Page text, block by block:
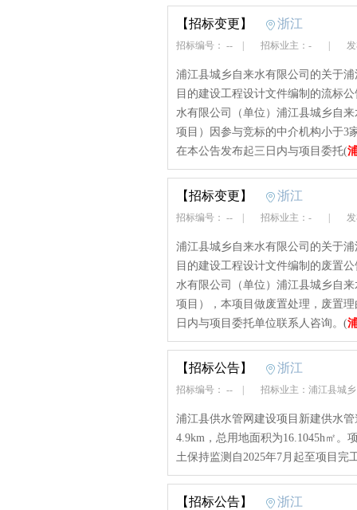
【招标变更】 浙江
招标编号： -- 招标业主：- 发
浦江县城乡自来水有限公司的关于
目的建设工程设计文件编制的流标
水有限公司（单位）浦江县城乡自
项目）因参与竞标的中介机构小于3
在本公告发布起三日内与项目委托(
【招标变更】 浙江
招标编号： -- 招标业主：- 发
浦江县城乡自来水有限公司的关于
目的建设工程设计文件编制的废置
水有限公司（单位）浦江县城乡自
项目），本项目做废置处理，废置
日内与项目委托单位联系人咨询。(
【招标公告】 浙江
招标编号： -- 招标业主：浦江县城
浦江县供水管网建设项目新建供水
4.9km，总用地面积为16.1045h㎡。
土保持监测自2025年7月起至项目完
【招标公告】 浙江